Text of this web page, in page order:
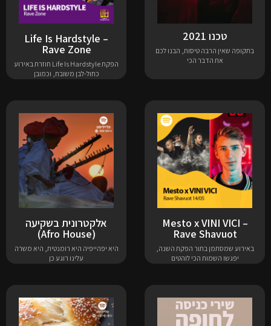
טכנו 2021
בתקופה שאין הרבה טיסות, הבנו לכם
את הדבר הכי
Life Is Hardstyle –
Rave Zone
הפקת Life Is Hardstyle חוזרת באירוע
כחול-לבן משובח, וכמובן
Mesto x VINI VICI –
Rave Shavuot
באירוע שמסתמן בתור הפקת השנה,
יפגשו השמות הכי לוהטים
אלקטרונית בשקיעה
(Afro House)
היא יפהייפיה היא רומנטית, היא משרה
עלינו רוגע כן